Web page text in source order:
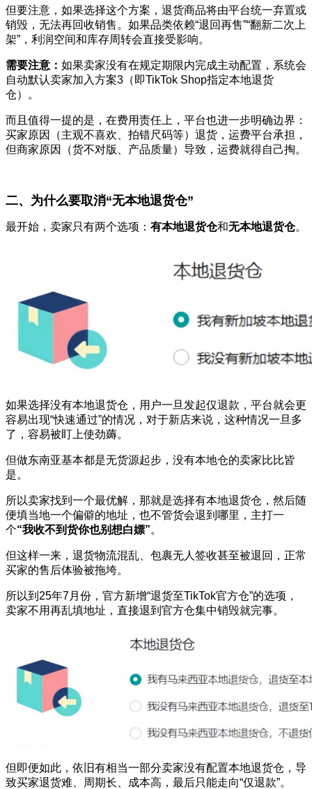
但要注意，如果选择这个方案，退货商品将由平台统一弃置或
销毁，无法再回收销售。如果品类依赖“退回再售”“翻新二次上
架”，利润空间和库存周转会直接受影响。
需要注意： 如果卖家没有在规定期限内完成主动配置，系统会
自动默认卖家加入方案3（即TikTok Shop指定本地退货
仓）。
而且值得一提的是，在费用责任上，平台也进一步明确边界：
买家原因（主观不喜欢、拍错尺码等）退货，运费平台承担，
但商家原因（货不对版、产品质量）导致，运费就得自己掏。
二、为什么要取消“无本地退货仓”
最开始，卖家只有两个选项： 有本地退货仓和无本地退货仓。
如果选择没有本地退货仓，用户一旦发起仅退款，平台就会更
容易出现“快速通过”的情况，对于新店来说，这种情况一旦多
了，容易被盯上使劲薅。
但做东南亚基本都是无货源起步，没有本地仓的卖家比比皆
是。
所以卖家找到一个最优解，那就是选择有本地退货仓，然后随
便填当地一个偏僻的地址，也不管货会退到哪里，主打一
个“我收不到货你也别想白嫖”。
但这样一来，退货物流混乱、包裹无人签收甚至被退回，正常
买家的售后体验被拖垮。
所以到25年7月份，官方新增“退货至TikTok官方仓”的选项，
卖家不用再乱填地址，直接退到官方仓集中销毁就完事。
但即便如此，依旧有相当一部分卖家没有配置本地退货仓，导
致买家退货难、周期长、成本高，最后只能走向“仅退款”。